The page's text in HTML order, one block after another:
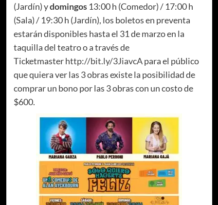
(Jardín) ydomingos13:00 h (Comedor) / 17:00 h
(Sala) / 19:30 h (Jardín), los boletos en preventa
estarán disponibles hasta el 31 de marzo en la
taquilla del teatro o a través de
Ticketmasterhttp://bit.ly/3JiavcApara el público
que quiera ver las 3 obras existe la posibilidad de
comprar un bono por las 3 obras con un costo de
$600.